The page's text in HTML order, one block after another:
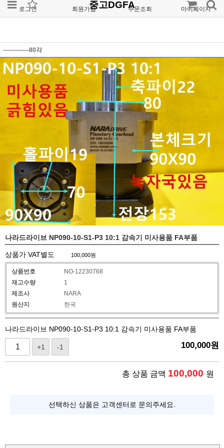
로그인 회원가입 주문조회 마이페이지
중고DGFA
-------------80각
나라드라이브 NP090-10-S1-P3 10:1 감속기 미사용품 FA부품
상품가 VAT별도 100,000원
상품번호
NO-12230768
재고수량
1
제조사
NARA
원산지
한국
나라드라이브 NP090-10-S1-P3 10:1 감속기 미사용품 FA부품
+1 -1 100,000원
총 상품 금액 100,000 원
선택하신 상품은 고객센터로 문의주세요.